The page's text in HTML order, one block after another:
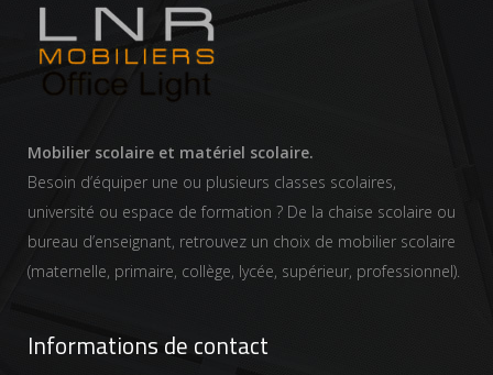
Mobilier scolaire et matériel scolaire.
Besoin d’équiper une ou plusieurs classes scolaires,
université ou espace de formation ? De la chaise scolaire ou
bureau d’enseignant, retrouvez un choix de mobilier scolaire
(maternelle, primaire, collège, lycée, supérieur, professionnel).
Informations de contact